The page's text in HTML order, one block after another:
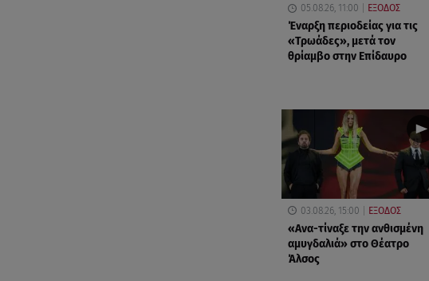
05.08.26, 11:00 ΕΞΟΔΟΣ
Έναρξη περιοδείας για τις
«Τρωάδες», μετά τον
θρίαμβο στην Επίδαυρο
03.08.26, 15:00 ΕΞΟΔΟΣ
«Ανα-τίναξε την ανθισμένη
αμυγδαλιά» στο Θέατρο
Άλσος